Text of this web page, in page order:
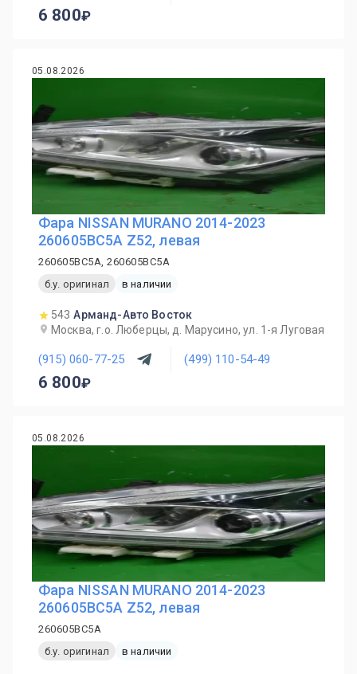
6 800
05.08.2026
Фара NISSAN MURANO 2014-2023
260605BC5A Z52, левая
260605BC5A, 260605BC5A
б.у. оригинал
в наличии
543 Арманд-Авто Восток
Москва, г.о. Люберцы, д. Марусино, ул. 1-я Луговая
(915) 060-77-25 (499) 110-54-49
6 800
05.08.2026
Фара NISSAN MURANO 2014-2023
260605BC5A Z52, левая
260605BC5A
б.у. оригинал
в наличии